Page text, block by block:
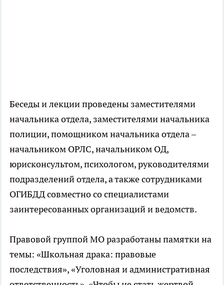
Беседы и лекции проведены заместителями
начальника отдела, заместителями начальника
полиции, помощником начальника отдела –
начальником ОРЛС, начальником ОД,
юрисконсультом, психологом, руководителями
подразделений отдела, а также сотрудниками
ОГИБДД совместно со специалистами
заинтересованных организаций и ведомств.
Правовой группой МО разработаны памятки на
темы: «Школьная драка: правовые
последствия», «Уголовная и административная